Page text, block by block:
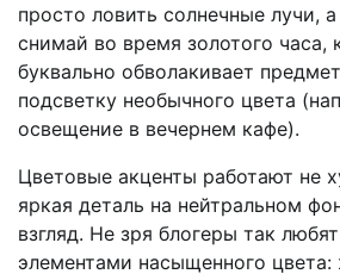
просто ловить солнечные лучи,
снимай во время золотого часа,
буквально обволакивает
подсветку необычного цвета
освещение в вечернем кафе).
Цветовые акценты работают не
яркая деталь на нейтральном
взгляд. Не зря блогеры так
элементами насыщенного цвета: